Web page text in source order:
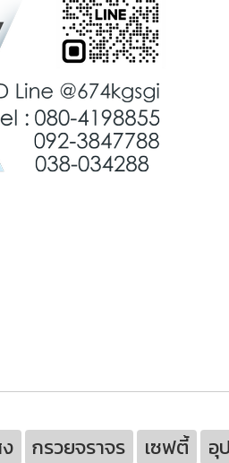
กรวยจราจร เซฟตี้ อุ